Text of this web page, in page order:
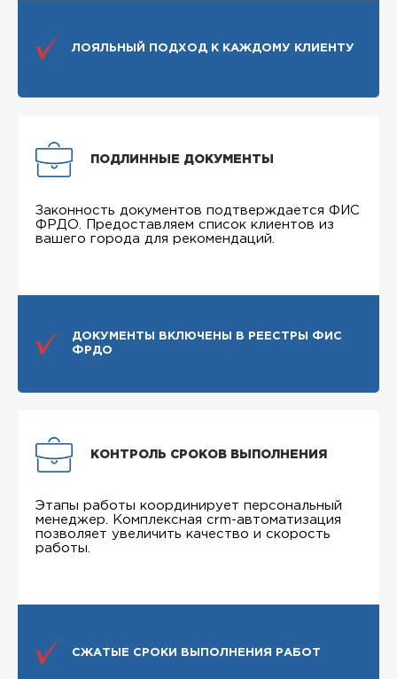
ЛОЯЛЬНЫЙ ПОДХОД К КАЖДОМУ КЛИЕНТУ
ПОДЛИННЫЕ ДОКУМЕНТЫ
Законность документов подтверждается ФИС
ФРДО. Предоставляем список клиентов из
вашего города для рекомендаций.
ДОКУМЕНТЫ ВКЛЮЧЕНЫ В РЕЕСТРЫ ФИС
ФРДО
КОНТРОЛЬ СРОКОВ ВЫПОЛНЕНИЯ
Этапы работы координирует персональный
менеджер. Комплексная crm-автоматизация
позволяет увеличить качество и скорость
работы.
СЖАТЫЕ СРОКИ ВЫПОЛНЕНИЯ РАБОТ